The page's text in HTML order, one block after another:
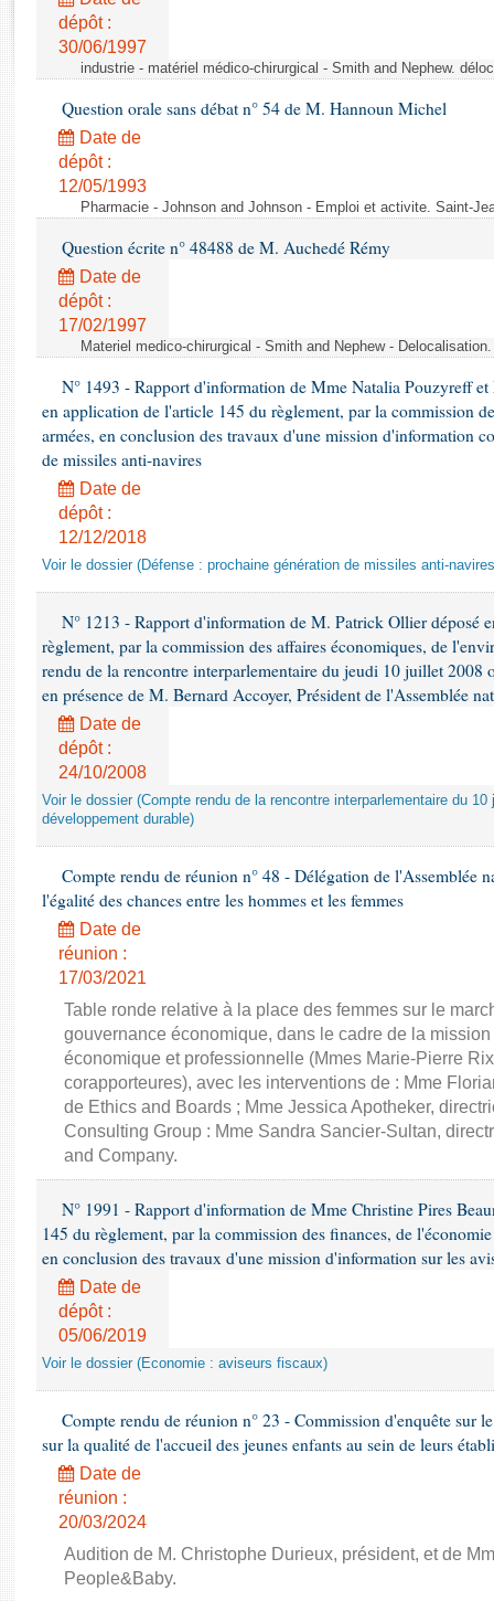
Rapports d'enquête
Rapports législatifs
Dossiers législatifs
Budget et sécurité sociale
Questions écrites et orales
dépôt :
30/06/1997
industrie - matériel médico-chirurgical - Smith and Nephew.
Question orale sans débat n° 54 de M. Hannoun Michel
Date de
dépôt :
12/05/1993
Pharmacie - Johnson and Johnson - Emploi et activite. Saint-
Question écrite n° 48488 de M. Auchedé Rémy
Date de
dépôt :
17/02/1997
Materiel medico-chirurgical - Smith and Nephew -
N° 1493 - Rapport d'information de Mme Natalia Pouzyreff
en application de l'article 145 du règlement, par la commission
armées, en conclusion des travaux d'une mission d'information
de missiles anti-navires
Date de
dépôt :
12/12/2018
Voir le dossier (Défense : prochaine génération de missiles anti-
N° 1213 - Rapport d'information de M. Patrick Ollier déposé
règlement, par la commission des affaires économiques, de
rendu de la rencontre interparlementaire du jeudi 10 juillet 2008
en présence de M. Bernard Accoyer, Président de l'Assemblée
Date de
dépôt :
24/10/2008
Voir le dossier (Compte rendu de la rencontre interparlementaire du
développement durable)
Compte rendu de réunion n° 48 - Délégation de l'Assemblée
l'égalité des chances entre les hommes et les femmes
Date de
réunion :
17/03/2021
Table ronde relative à la place des femmes sur le
gouvernance économique, dans le cadre de la
économique et professionnelle (Mmes Marie-Pierre
corapporteures), avec les interventions de : Mme
de Ethics and Boards ; Mme Jessica Apotheker,
Consulting Group : Mme Sandra Sancier-Sultan,
and Company.
N° 1991 - Rapport d'information de Mme Christine Pires
145 du règlement, par la commission des finances, de
en conclusion des travaux d'une mission d'information sur les
Date de
dépôt :
05/06/2019
Voir le dossier (Economie : aviseurs fiscaux)
Compte rendu de réunion n° 23 - Commission d'enquête sur
sur la qualité de l'accueil des jeunes enfants au sein de leurs
Date de
réunion :
20/03/2024
Audition de M. Christophe Durieux, président, et de
People&Baby.